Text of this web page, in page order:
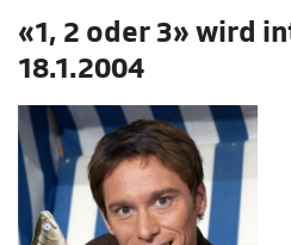
«1, 2 oder 3» wird
18.1.2004